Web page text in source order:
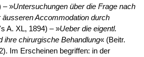
– »Untersuchungen über die Frage nach
Accommodation durch
A. XL, 1894) – »Ueber die eigentl.
ihre chirurgische Behandlung« (Beitr.
Im Erscheinen begriffen: in der